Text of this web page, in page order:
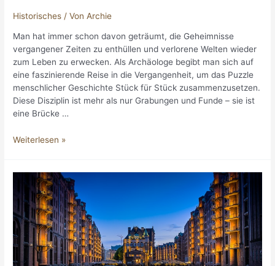
Historisches / VonArchie
Man hat immer schon davon geträumt, die Geheimnisse
vergangener Zeiten zu enthüllen und verlorene Welten wieder
zum Leben zu erwecken. Als Archäologe begibt man sich auf
eine faszinierende Reise in die Vergangenheit, um das Puzzle
menschlicher Geschichte Stück für Stück zusammenzusetzen.
Diese Disziplin ist mehr als nur Grabungen und Funde – sie ist
eine Brücke …
Auf
Vergangenheit:
Wie
man
als
Archäologe
verlorene
Weiterlesen »